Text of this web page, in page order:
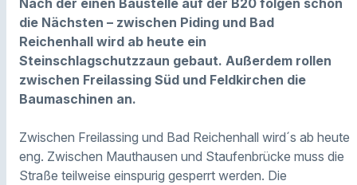
die Nächsten – zwischen Piding und Bad
Reichenhall wird ab heute ein
Steinschlagschutzzaun gebaut. Außerdem rollen
zwischen Freilassing Süd und Feldkirchen die
Baumaschinen an.
Zwischen Freilassing und Bad Reichenhall wird´s ab heute
eng. Zwischen Mauthausen und Staufenbrücke muss die
Straße teilweise einspurig gesperrt werden. Die